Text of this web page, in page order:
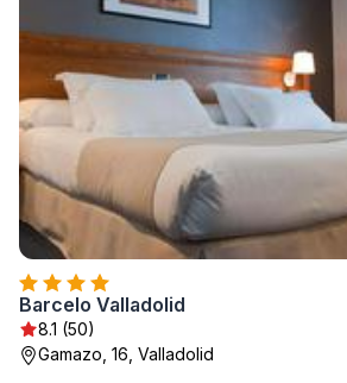
Barcelo Valladolid
8.1 (50)
Gamazo, 16, Valladolid